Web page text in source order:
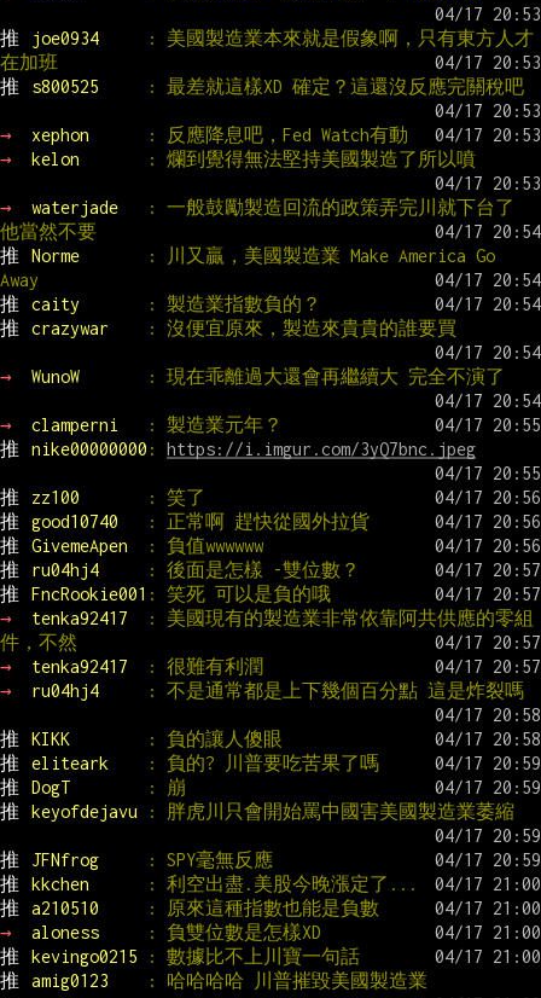
推 joe0934
: 美國製造業本來就是假象啊，只有東方人才
在加班
推
s800525 : 最差就這樣XD 確定？這還沒反應完關稅吧
→ xephon
: 反應降息吧，Fed Watch有動
→
kelon : 爛到覺得無法堅持美國製造了所以噴
→ waterjade
: 一般鼓勵製造回流的政策弄完川就下台了
他當然不要
推
Norme
: 川又贏，美國製造業 Make America Go
Away
推
caity
: 製造業指數負的？
推
crazywar : 沒便宜原來，製造來貴貴的誰要買
→ WunoW : 現在乖離過大還會再繼續大 完全不演了
→ clamperni
: 製造業元年？
推
nike00000000 : https://i.imgur.com/3yQ7bnc.jpeg
推 zz100
: 笑了
推
good10740
: 正常啊 趕快從國外拉貨
推
GivemeApen
: 負值wwwwww
推
ru04hj4
: 後面是怎樣 -雙位數？
推
FncRookie001 : 笑死 可以是負的哦
→
tenka92417
: 美國現有的製造業非常依靠阿共供應的零組
件，不然
→
tenka92417
: 很難有利潤
→
ru04hj4 : 不是通常都是上下幾個百分點 這是炸裂嗎
推 KIKK
: 負的讓人傻眼
推
eliteark
: 負的? 川普要吃苦果了嗎
推
DogT
: 崩
推
keyofdejavu : 胖虎川只會開始罵中國害美國製造業萎縮
推 JFNfrog
: SPY毫無反應
推
kkchen
: 利空出盡.美股今晚漲定了...
推
a210510
: 原來這種指數也能是負數
→
aloness
: 負雙位數是怎樣XD
推
kevingo0215
: 數據比不上川寶一句話
推
amig0123 : 哈哈哈哈 川普摧毀美國製造業